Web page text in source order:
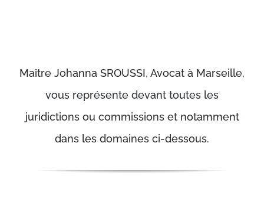
Maître Johanna SROUSSI, Avocat à Marseille,
vous représente devant toutes les
juridictions ou commissions et notamment
dans les domaines ci-dessous.